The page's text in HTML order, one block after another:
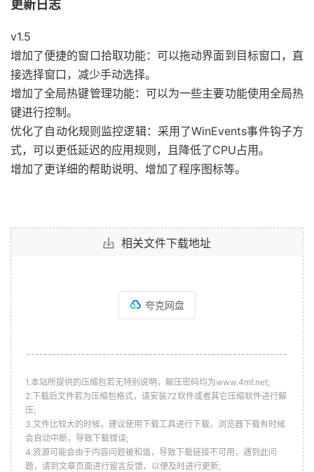
更新日志
v1.5
增加了便捷的窗口拾取功能：可以拖动界面到目标窗口，直
接选择窗口，减少手动选择。
增加了全局热键管理功能：可以为一些主要功能使用全局热
键进行控制。
优化了自动化规则监控逻辑：采用了WinEvents事件钩子方
式，可以更低延迟的应用规则，且降低了CPU占用。
增加了更详细的帮助说明、增加了程序图标等。
相关文件下载地址
夸克网盘
--------------------------------------------------------------
1.本站所提供的压缩包若无特别说明，解压密码均为www.4mf.net;
2.下载后文件若为压缩包格式，请安装7Z软件或者其它压缩软件进行解
压;
3.文件比较大的时候，建议使用下载工具进行下载，浏览器下载有时候
会自动中断，导致下载错误;
4.资源可能会由于内容问题被和谐，导致下载链接不可用，遇到此问
题，请到文章页面进行留言反馈，以便及时进行更新;